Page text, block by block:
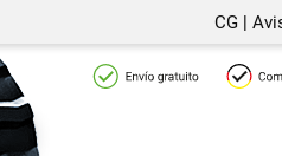
CG |